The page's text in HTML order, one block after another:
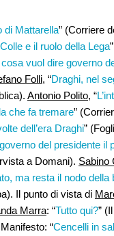
di Mattarella” (Corriere
e il ruolo della Lega
vuol dire governo
Folli, “Draghi, nel
Antonio Polito, “
che fa tremare”
dell’era Draghi”
del presidente il
a Domani). Sabino
ma resta il nodo della
Il punto di vista di
Marra: “Tutto qui?”
“Cencelli in